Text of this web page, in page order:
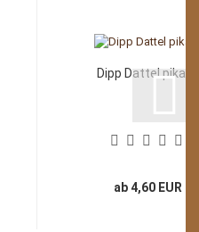
Dipp Dattel pikant
ab 4,60 EUR